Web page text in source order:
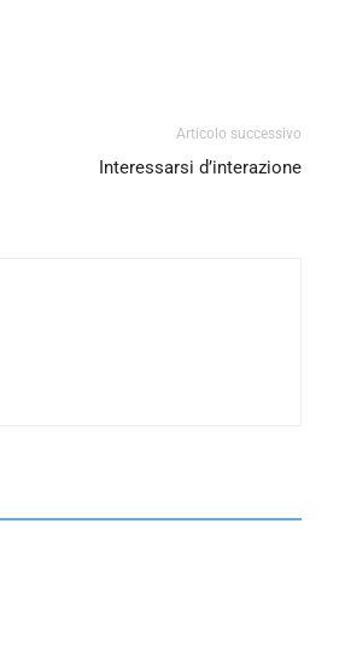
Articolo successivo
Interessarsi d’interazione